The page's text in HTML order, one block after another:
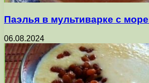
Паэлья в мультиварке с
06.08.2024